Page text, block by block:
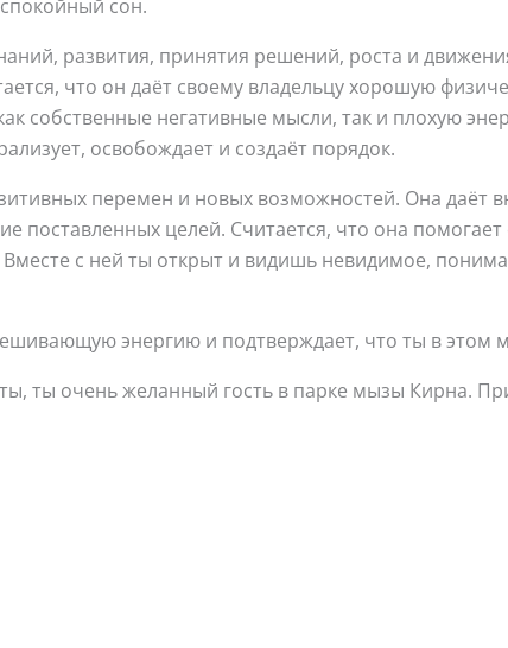
сон.
развития, принятия решений, роста и
что он даёт своему владельцу хорошую
собственные негативные мысли, так и плохую
освобождает и создаёт порядок.
перемен и новых возможностей. Она даёт
поставленных целей. Считается, что она
с ней ты открыт и видишь невидимое,
энергию и подтверждает, что ты в этом
ты очень желанный гость в парке мызы Кирна.